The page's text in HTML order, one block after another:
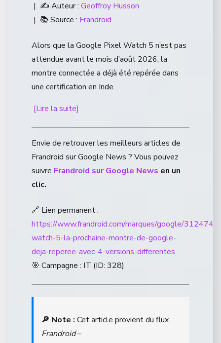
| ✍️ Auteur : Geoffroy Husson
| 📚 Source : Frandroid
Alors que la Google Pixel Watch 5 n’est pas
attendue avant le mois d’août 2026, la
montre connectée a déjà été repérée dans
une certification en Inde.
[Lire la suite]
Envie de retrouver les meilleurs articles de
Frandroid sur Google News ? Vous pouvez
suivre Frandroid sur Google News en un
clic.
🔗 Lien permanent :
https://www.frandroid.com/marques/google/
watch-5-la-prochaine-montre-de-google-
deja-reperee-avec-4-versions-differentes
🎯 Campagne : IT (ID: 328)
🔎 Note : Cet article provient du flux
Frandroid–